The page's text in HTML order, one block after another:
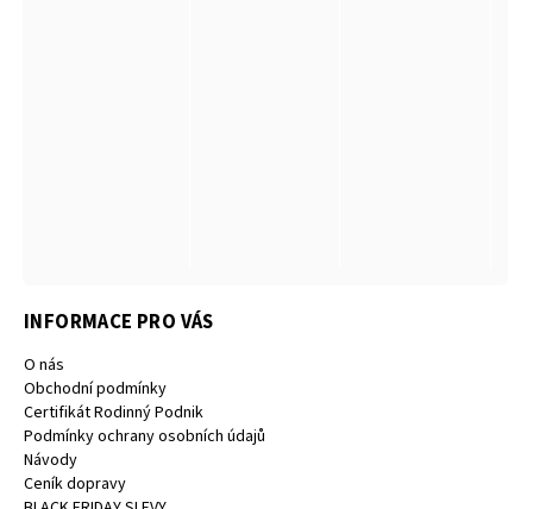
INFORMACE PRO VÁS
O nás
Obchodní podmínky
Certifikát Rodinný Podnik
Podmínky ochrany osobních údajů
Návody
Ceník dopravy